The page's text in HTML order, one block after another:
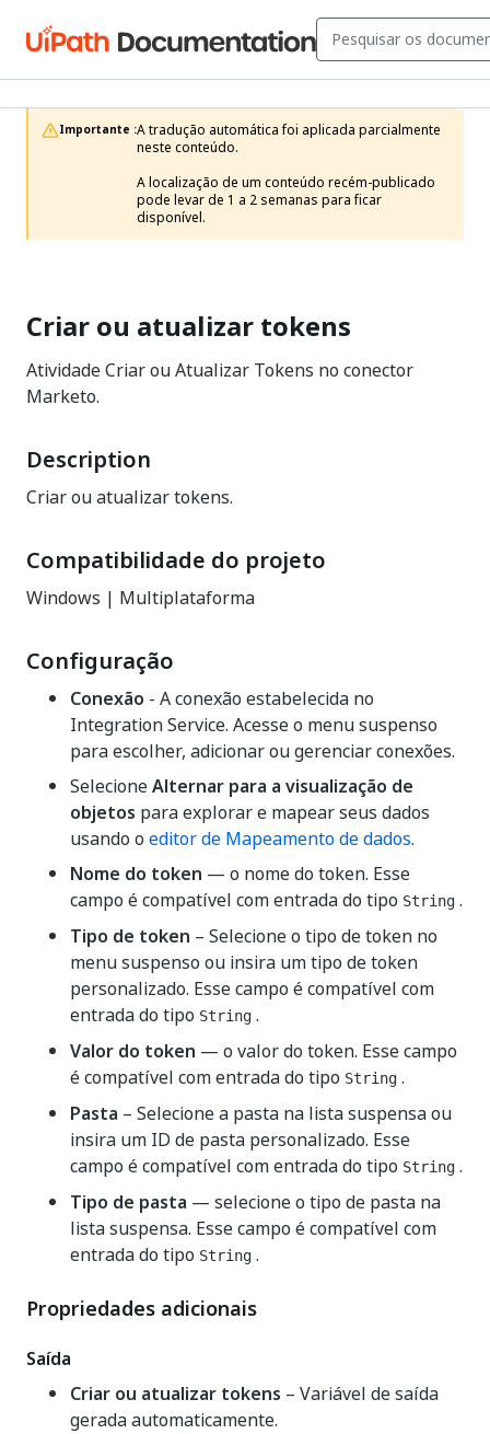
Importante :A tradução automática foi aplicada parcialmente
neste conteúdo.
A localização de um conteúdo recém-publicado
pode levar de 1 a 2 semanas para ficar
disponível.
Criar ou atualizar tokens
Atividade Criar ou Atualizar Tokens no conector
Marketo.
Description
Criar ou atualizar tokens.
Compatibilidade do projeto
Windows | Multiplataforma
Configuração
Conexão - A conexão estabelecida no
Integration Service. Acesse o menu suspenso
para escolher, adicionar ou gerenciar conexões.
SelecioneAlternar para a visualização de
objetos para explorar e mapear seus dados
usando o editor de Mapeamento de dados.
Nome do token — o nome do token. Esse
campo é compatível com entrada do tipo String .
Tipo de token – Selecione o tipo de token no
menu suspenso ou insira um tipo de token
personalizado. Esse campo é compatível com
entrada do tipo String .
Valor do token — o valor do token. Esse campo
é compatível com entrada do tipo String .
Pasta – Selecione a pasta na lista suspensa ou
insira um ID de pasta personalizado. Esse
campo é compatível com entrada do tipo String .
Tipo de pasta — selecione o tipo de pasta na
lista suspensa. Esse campo é compatível com
entrada do tipo String .
Propriedades adicionais
Saída
Criar ou atualizar tokens – Variável de saída
gerada automaticamente.